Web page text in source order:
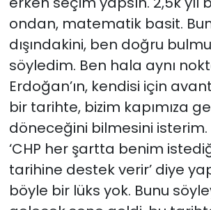
ondan, matematik basit.
dışındakini, ben doğru
söyledim. Ben hala aynı
Erdoğan’ın, kendisi için
bir tarihte, bizim kapımıza
döneceğini bilmesini isterim.
‘CHP her şartta benim
tarihine destek verir’ diye
böyle bir lüks yok. Bunu